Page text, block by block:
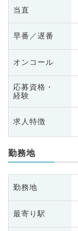
当直
早番／遅番
オンコール
応募資格・
経験
求人特徴
勤務地
勤務地
最寄り駅